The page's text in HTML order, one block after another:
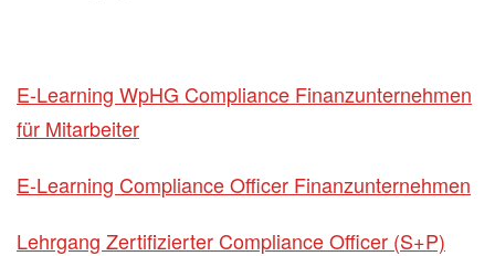
E-Learning WpHG Compliance Finanzunternehmen
für Mitarbeiter
E-Learning Compliance Officer Finanzunternehmen
Lehrgang Zertifizierter Compliance Officer (S+P)